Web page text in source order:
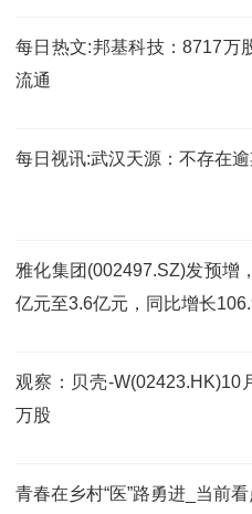
每日热文:邦基科技：8717万
流通
每日视讯:武汉天源：不存在
雅化集团(002497.SZ)发预增
亿元至3.6亿元，同比增长
观察：贝壳-
万股
青春在乡村“医”路勇进_当前看